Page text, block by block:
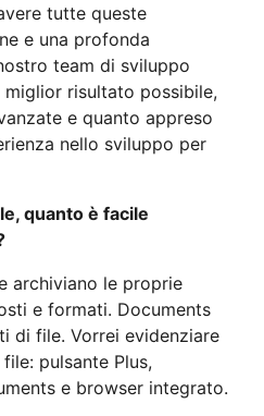
tutte queste
e una profonda
team di sviluppo
risultato possibile,
e quanto appreso
nello sviluppo per
quanto è facile
archiviano le proprie
e formati. Documents
di file. Vorrei evidenziare
pulsante Plus,
e browser integrato.